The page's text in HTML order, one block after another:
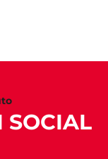
SOCIAL